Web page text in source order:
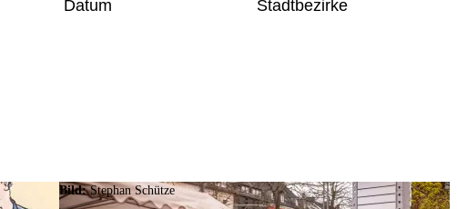
Datum Stadtbezirke
Bild:Stephan Schütze